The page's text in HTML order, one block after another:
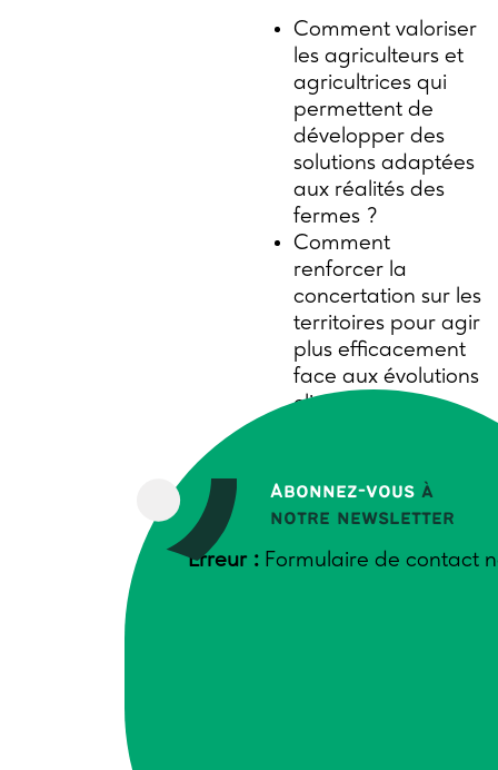
Abonnez-vous à
notre newsletter
Erreur : Formulaire de contact
Comment valoriser
les agriculteurs et
agricultrices qui
permettent de
développer des
solutions adaptées
aux réalités des
fermes ?
Comment
renforcer la
concertation sur les
territoires pour agir
plus efficacement
face aux évolutions
climatiques ?
réponses
collectives de
situations